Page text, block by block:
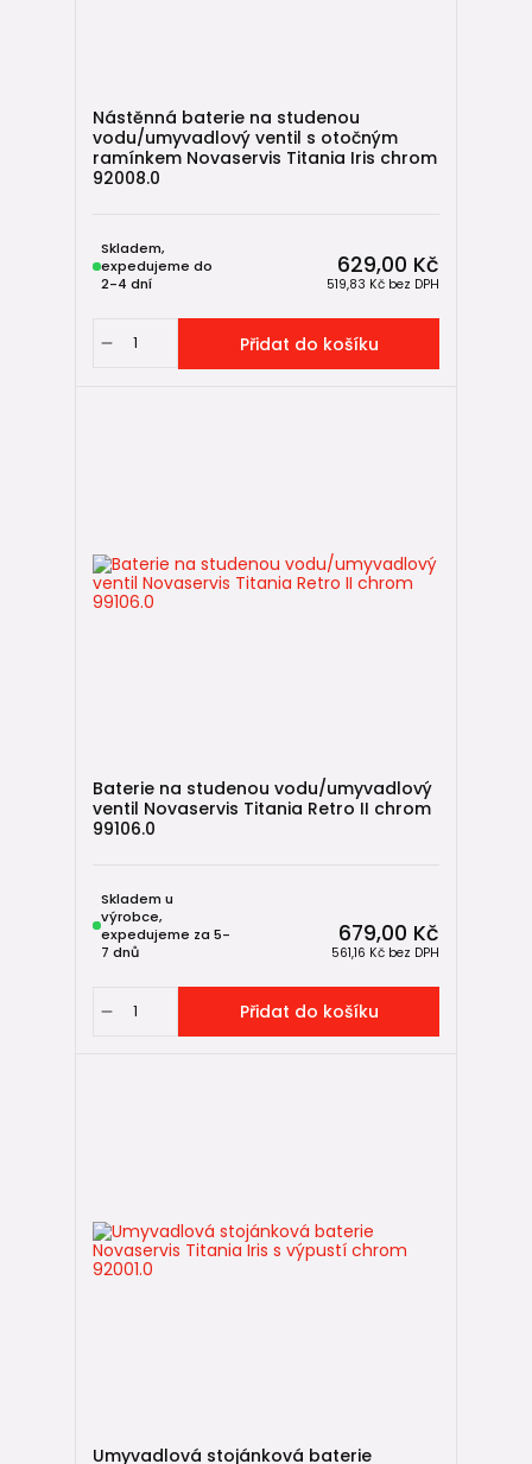
Nástěnná baterie na studenou
vodu/umyvadlový ventil s otočným
ramínkem Novaservis Titania Iris chrom
92008.0
629,00 Kč
519,83 Kč bez DPH
Skladem,
expedujeme do
2-4 dní
Přidat do košíku
Baterie na studenou vodu/umyvadlový
ventil Novaservis Titania Retro II chrom
99106.0
679,00 Kč
561,16 Kč bez DPH
Skladem u
výrobce,
expedujeme za 5-
7 dnů
Přidat do košíku
Umyvadlová stojánková baterie